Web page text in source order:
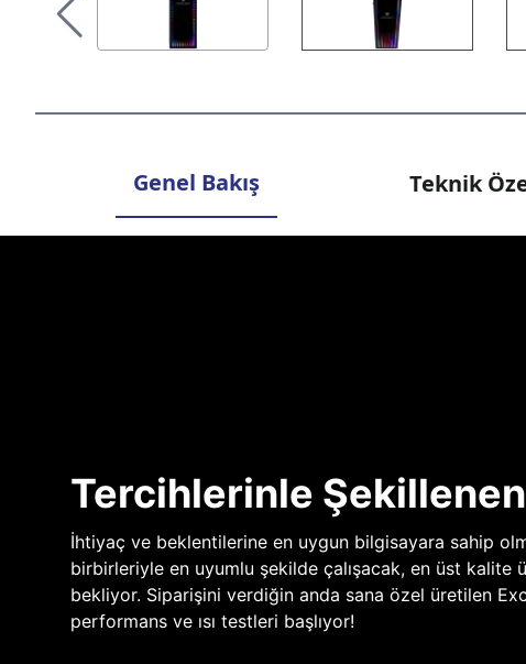
Genel Bakış Teknik
Tercihlerinle
İhtiyaç ve beklentilerine en uygun bilgisayara sahip
birbirleriyle en uyumlu şekilde çalışacak, en üst kalite
bekliyor. Siparişini verdiğin anda sana özel üretilen
performans ve ısı testleri başlıyor!